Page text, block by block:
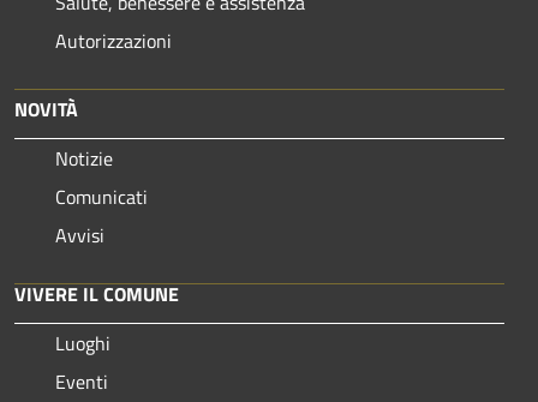
Autorizzazioni
NOVITÀ
Notizie
Comunicati
Avvisi
VIVERE IL COMUNE
Luoghi
Eventi